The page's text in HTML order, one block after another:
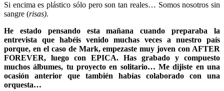
Si encima es plástico sólo pero son tan reales… Somos nosotros sin
sangre (risas).
He estado pensando esta mañana cuando preparaba la
entrevista que habéis venido muchas veces a nuestro país
porque, en el caso de Mark, empezaste muy joven con AFTER
FOREVER, luego con EPICA. Has grabado y compuesto
muchos álbumes, tu proyecto en solitario… Me dijiste en una
ocasión anterior que también habías colaborado con una
orquesta…